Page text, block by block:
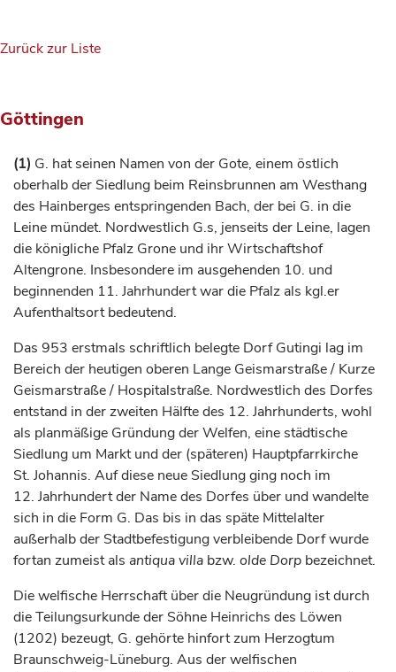
Zurück zur Liste
Göttingen
(1) G. hat seinen Namen von der Gote, einem östlich
oberhalb der Siedlung beim Reinsbrunnen am Westhang
des Hainberges entspringenden Bach, der bei G. in die
Leine mündet. Nordwestlich G.s, jenseits der Leine, lagen
die königliche Pfalz Grone und ihr Wirtschaftshof
Altengrone. Insbesondere im ausgehenden 10. und
beginnenden 11. Jahrhundertwar die Pfalz als kgl.er
Aufenthaltsort bedeutend.
Das 953 erstmals schriftlich belegte Dorf Gutingi lag im
Bereich der heutigen oberen Lange Geismarstraße / Kurze
Geismarstraße / Hospitalstraße. Nordwestlich des Dorfes
entstand in der zweiten Hälfte des 12. Jahrhunderts, wohl
als planmäßige Gründung der Welfen, eine städtische
Siedlung um Markt und der (späteren) Hauptpfarrkirche
St. Johannis. Auf diese neue Siedlung ging noch im
12. Jahrhundertder Name des Dorfes über und wandelte
sich in die Form G. Das bis in das späte Mittelalter
außerhalb der Stadtbefestigung verbleibende Dorf wurde
fortan zumeist als antiqua villa bzw. olde Dorp bezeichnet.
Die welfische Herrschaft über die Neugründung ist durch
die Teilungsurkunde der Söhne Heinrichs des Löwen
(1202) bezeugt, G. gehörte hinfort zum Herzogtum
Braunschweig-Lüneburg. Aus der welfischen